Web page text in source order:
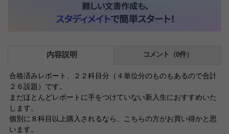
内容説明 コメント（0件）
合格済みレポート、２２科目分（４単位分のものもあるので合計
２６設題）です。
まだほとんどレポートに手をつけていない新入生におすすめいた
します。
個別に８科目以上購入されるなら、こちらの方がお買い得かと思
います。